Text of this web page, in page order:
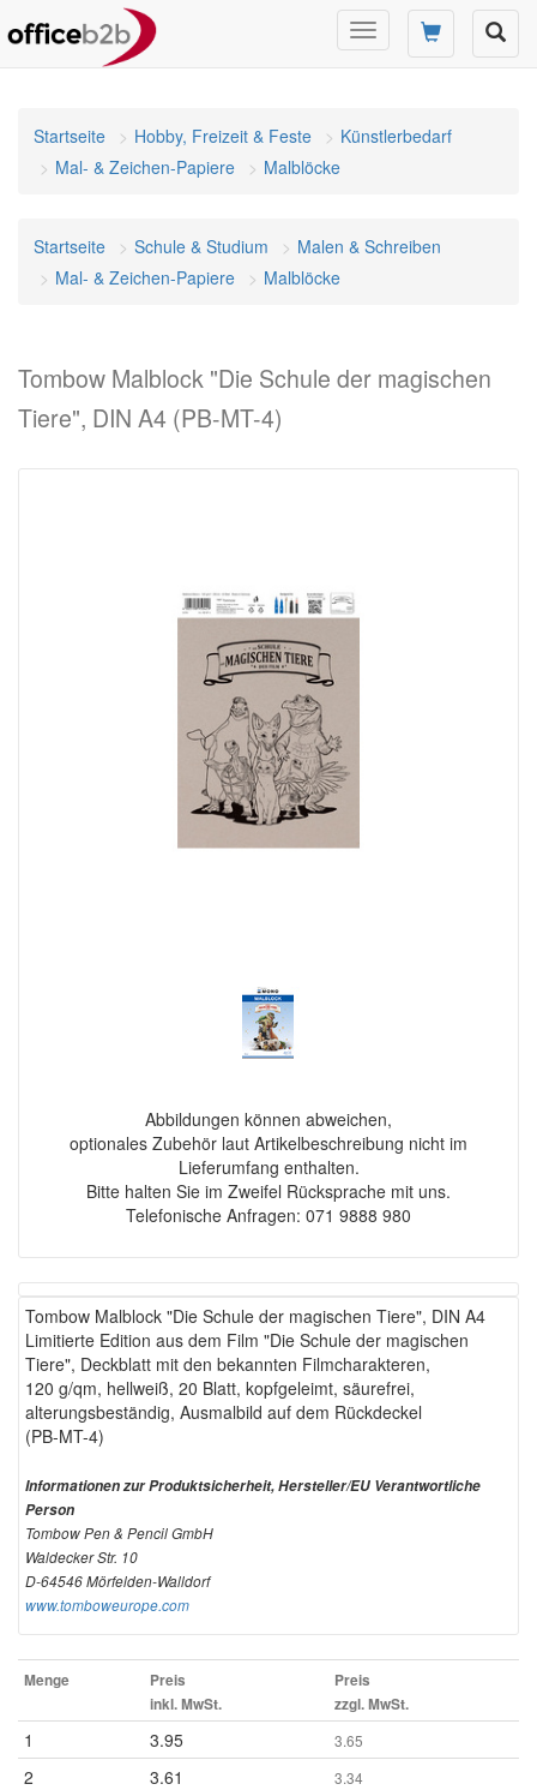
Navigation
umschalten
Startseite Hobby, Freizeit & Feste
Künstlerbedarf
Mal- & Zeichen-Papiere
Malblöcke
Startseite Schule & Studium
Malen & Schreiben
Mal- & Zeichen-Papiere
Malblöcke
Tombow Malblock "Die Schule der magischen
Tiere", DIN A4 (PB-MT-4)
Abbildungen können abweichen,
optionales Zubehör laut Artikelbeschreibung nicht im
Lieferumfang enthalten.
Bitte halten Sie im Zweifel Rücksprache mit uns.
Telefonische Anfragen: 071 9888 980
Tombow Malblock "Die Schule der magischen Tiere", DIN A4
Limitierte Edition aus dem Film "Die Schule der magischen
Tiere", Deckblatt mit den bekannten Filmcharakteren,
120 g/qm, hellweiß, 20 Blatt, kopfgeleimt, säurefrei,
alterungsbeständig, Ausmalbild auf dem Rückdeckel
(PB-MT-4)
Informationen zur Produktsicherheit, Hersteller/EU Verantwortliche
Person
Tombow Pen & Pencil GmbH
Waldecker Str. 10
D-64546 Mörfelden-Walldorf
www.tomboweurope.com
Menge
Preis
inkl. MwSt.
Preis
zzgl. MwSt.
1 3.95 3.65
2 3.61 3.34